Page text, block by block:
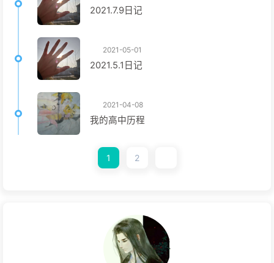
2021.7.9日记
2021-05-01
2021.5.1日记
2021-04-08
我的高中历程
1 2